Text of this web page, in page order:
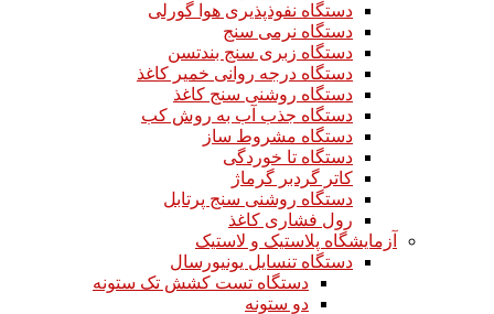
دستگاه نفوذپذیری هوا گورلی
دستگاه نرمی سنج
دستگاه زبری سنج بندتسن
دستگاه درجه روانی خمیر کاغذ
دستگاه روشنی سنج کاغذ
دستگاه جذب آب به روش کب
دستگاه مشروط ساز
دستگاه تا خوردگی
کاتر گردبر گرماژ
دستگاه روشنی سنج پرتابل
رول فشاری کاغذ
آزمایشگاه پلاستیک و لاستیک
دستگاه تنسایل یونیورسال
دستگاه تست کشش تک ستونه
دو ستونه